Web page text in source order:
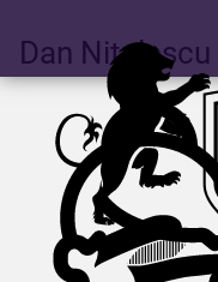
Dan Nițulescu